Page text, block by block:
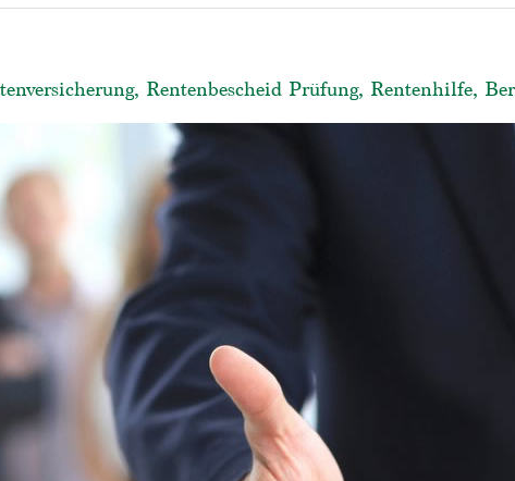
Rentenbescheid Prüfung, Rentenhilfe,